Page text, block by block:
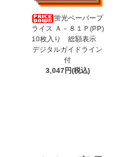
蛍光ペーパープ
ライス Ａ－８１Ｐ(PP)
10枚入り 総額表示
デジタルガイドライン
付
3,047円(税込)